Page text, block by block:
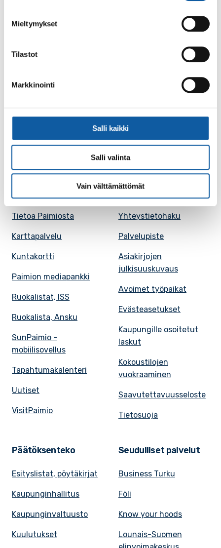
Mieltymykset
Tilastot
Markkinointi
Salli kaikki
Salli valinta
Vain välttämättömät
FacebookInstagramYoutube
Tietoa Paimiosta
Karttapalvelu
Kuntakortti
Paimion mediapankki
Ruokalistat, ISS
Ruokalista, Ansku
SunPaimio -
mobiilisovellus
Tapahtumakalenteri
Uutiset
VisitPaimio
Asiointi
Yhteystietohaku
Palvelupiste
Asiakirjojen
julkisuuskuvaus
Avoimet työpaikat
Evästeasetukset
Kaupungille osoitetut
laskut
Kokoustilojen
vuokraaminen
Saavutettavuusseloste
Tietosuoja
Päätöksenteko
Esityslistat, pöytäkirjat
Kaupunginhallitus
Kaupunginvaltuusto
Kuulutukset
Seudulliset palvelut
Business Turku
Föli
Know your hoods
Lounais-Suomen